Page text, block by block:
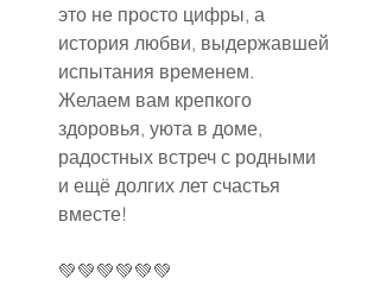
это не просто цифры, а
история любви, выдержавшей
испытания временем.
Желаем вам крепкого
здоровья, уюта в доме,
радостных встреч с родными
и ещё долгих лет счастья
вместе!
💚💚💚💚💚💚